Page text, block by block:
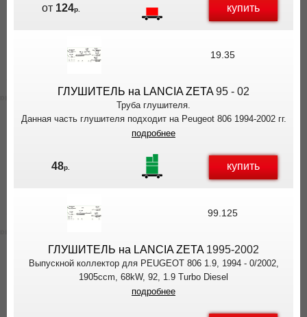
от 124р. купить
19.35
ГЛУШИТЕЛЬ на LANCIA ZETA95 - 02
Труба глушителя.
Данная часть глушителя подходит на Peugeot 806 1994-2002 гг.
подробнее
48р. купить
99.125
ГЛУШИТЕЛЬ на LANCIA ZETA1995-2002
Выпускной коллектор для PEUGEOT 806 1.9, 1994 - 0/2002,
1905ccm, 68kW, 92, 1.9 Turbo Diesel
подробнее